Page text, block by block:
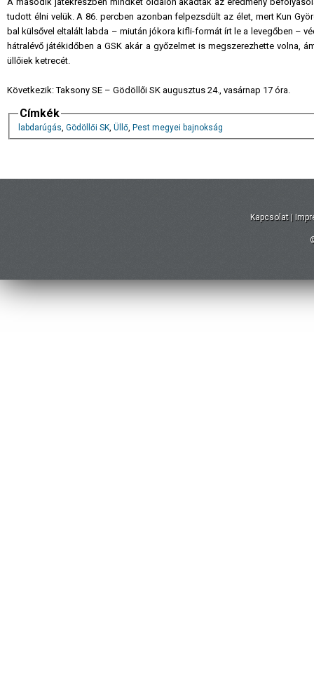
tudott élni velük. A 86. percben azonban felpezsdült az élet, mert Kun
bal külsővel eltalált labda – miután jókora kifli-formát írt le a levegőben –
hátralévő játékidőben a GSK akár a győzelmet is megszerezhette volna,
üllőiek ketrecét.
Következik: Taksony SE – Gödöllői SK augusztus 24., vasárnap 17 óra.
Címkék
labdarúgás, Gödöllői SK, Üllő, Pest megyei bajnokság
Kapcsolat |